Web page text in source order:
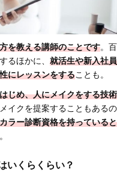
を教える講師のことです。百
るほかに、 就活生や新入社員
にレッスンをすることも。
じめ、人にメイクをする技術
イクを提案することもあるの
ラー診断資格を持っていると
いくらくらい？